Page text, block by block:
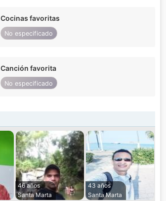
Cocinas favoritas
No especificado
Canción favorita
No especificado
46 años
Santa Marta
43 años
Santa Marta